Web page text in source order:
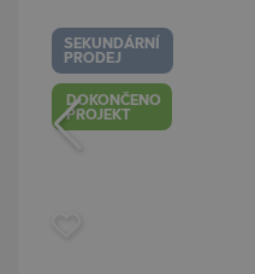
SEKUNDÁRNÍ
PRODEJ
DOKONČENO
PROJEKT